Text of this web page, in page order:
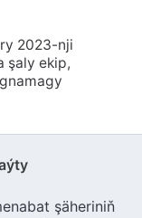
2023-nji
şaly ekip,
şäheriniň